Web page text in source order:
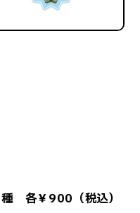
各￥900（税込）